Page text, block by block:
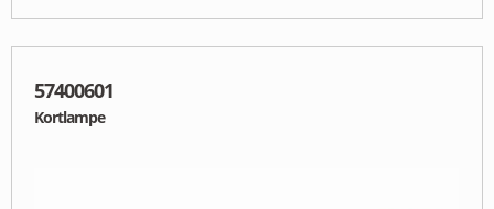
57400601
Kortlampe